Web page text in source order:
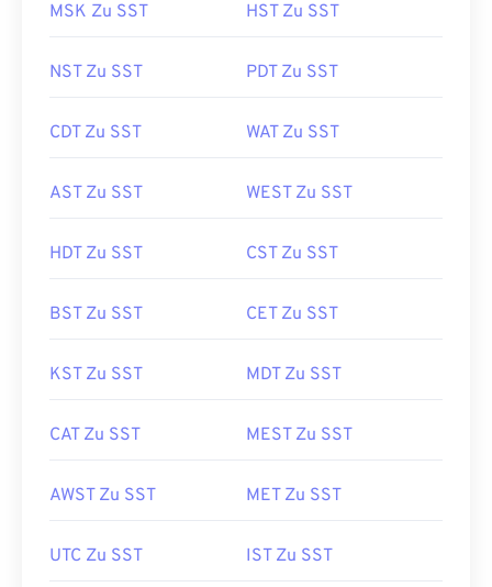
MSK Zu SST HST Zu SST
NST Zu SST PDT Zu SST
CDT Zu SST WAT Zu SST
AST Zu SST WEST Zu SST
HDT Zu SST CST Zu SST
BST Zu SST CET Zu SST
KST Zu SST MDT Zu SST
CAT Zu SST MEST Zu SST
AWST Zu SST MET Zu SST
UTC Zu SST IST Zu SST